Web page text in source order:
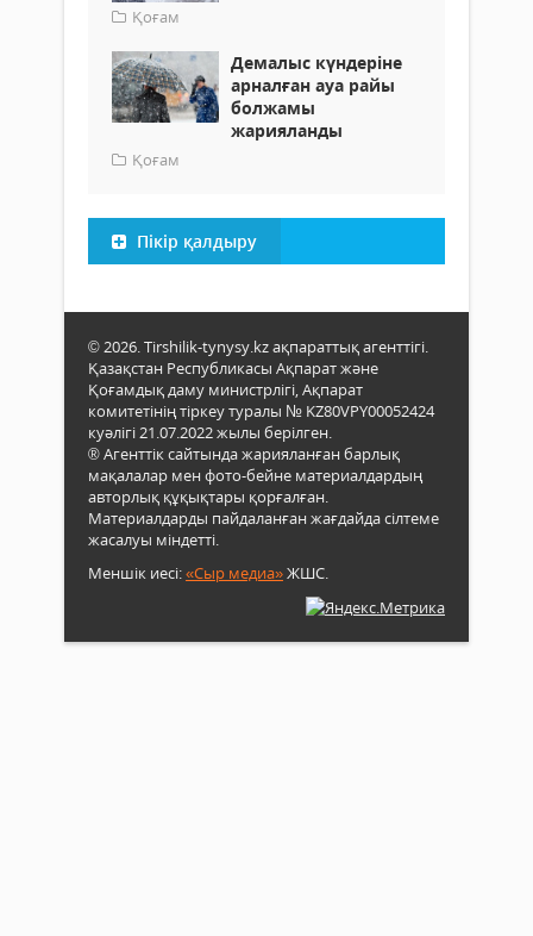
Қоғам
Демалыс күндеріне
арналған ауа райы
болжамы
жарияланды
Қоғам
Пікір қалдыру
© 2026. Tirshilik-tynysy.kz ақпараттық агенттігі.
Қазақстан Республикасы Ақпарат және
Қоғамдық даму министрлігі, Ақпарат
комитетінің тіркеу туралы № KZ80VPY00052424
куәлігі 21.07.2022 жылы берілген.
® Агенттік сайтында жарияланған барлық
мақалалар мен фото-бейне материалдардың
авторлық құқықтары қорғалған.
Материалдарды пайдаланған жағдайда сілтеме
жасалуы міндетті.
Меншік иесі:«Сыр медиа»ЖШС.